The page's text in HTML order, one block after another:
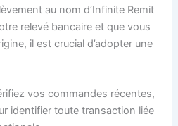
au nom d’Infinite Remit
relevé bancaire et que vous
il est crucial d’adopter une
vos commandes récentes,
identifier toute transaction liée